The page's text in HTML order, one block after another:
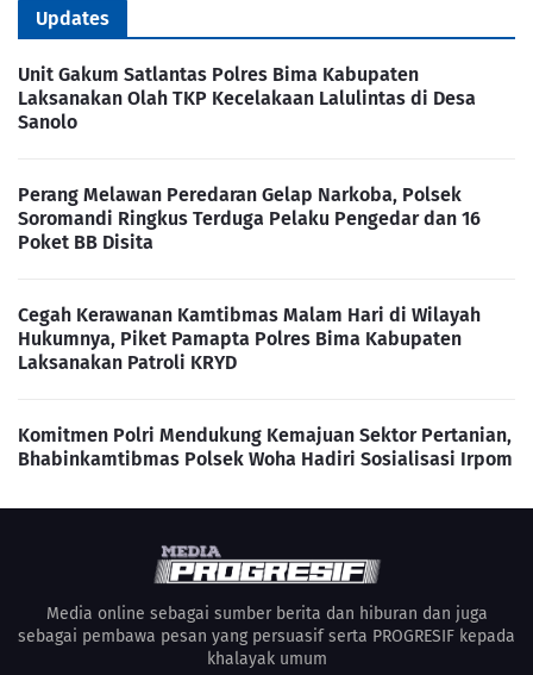
Updates
Unit Gakum Satlantas Polres Bima Kabupaten
Laksanakan Olah TKP Kecelakaan Lalulintas di Desa
Sanolo
Perang Melawan Peredaran Gelap Narkoba, Polsek
Soromandi Ringkus Terduga Pelaku Pengedar dan 16
Poket BB Disita
Cegah Kerawanan Kamtibmas Malam Hari di Wilayah
Hukumnya, Piket Pamapta Polres Bima Kabupaten
Laksanakan Patroli KRYD
Komitmen Polri Mendukung Kemajuan Sektor Pertanian,
Bhabinkamtibmas Polsek Woha Hadiri Sosialisasi Irpom
Media online sebagai sumber berita dan hiburan dan juga
sebagai pembawa pesan yang persuasif serta PROGRESIF kepada
khalayak umum